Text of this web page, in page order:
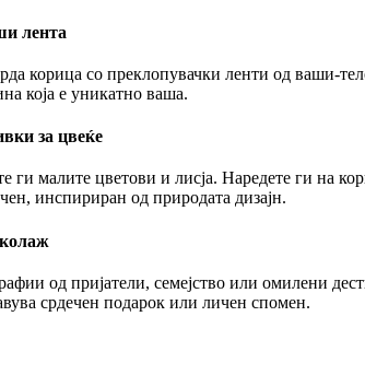
лента
корица со преклопувачки ленти од ваши-
која е уникатно ваша.
за цвеќе
ги малите цветови и лисја. Наредете ги на
инспириран од природата дизајн.
од пријатели, семејство или омилени
срдечен подарок или личен спомен.